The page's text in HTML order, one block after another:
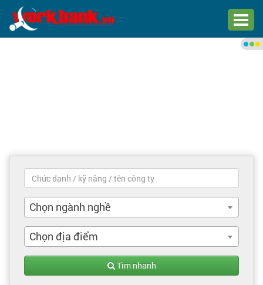
Trang chủ
Việc làm mới nhất
Tìm việc làm
Chọn ngành nghề
Chọn địa điểm
Tìm nhanh